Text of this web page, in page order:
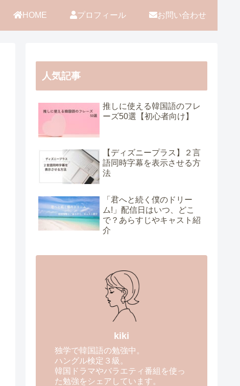
HOME プロフィール お問い合わせ
人気記事
推しに使える韓国語のフレ
ーズ50選【初心者向け】
【ディズニープラス】２言
語同時字幕を表示させる方
法
「君へと続く僕のドリー
ム!」配信日はいつ、どこ
で？あらすじやキャスト紹
介
kiki
独学で韓国語の勉強中。
ハングル検定３級。
韓国ドラマやバラエティ番組を使っ
た勉強をシェアしています。